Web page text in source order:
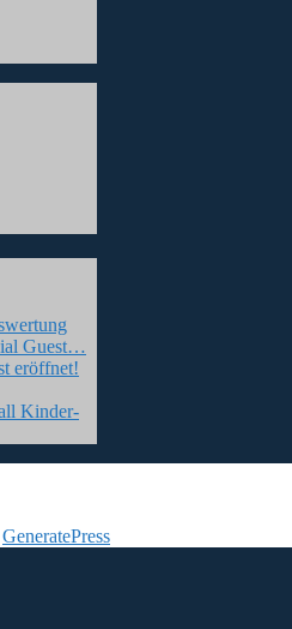
Guest…
eröffnet!
Kinder-
GeneratePress